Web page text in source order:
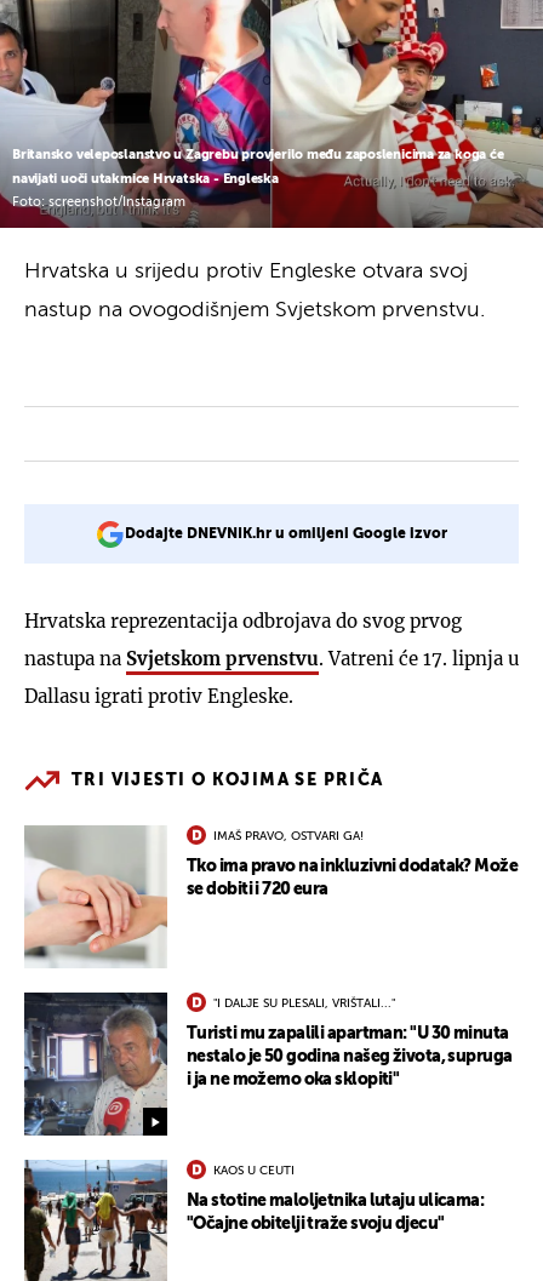
Britansko veleposlanstvo u Zagrebu provjerilo među zaposlenicima za koga će
navijati uoči utakmice Hrvatska - Engleska
Foto: screenshot/Instagram
Hrvatska u srijedu protiv Engleske otvara svoj
nastup na ovogodišnjem Svjetskom prvenstvu.
Dodajte DNEVNIK.hr u omiljeni Google izvor
Hrvatska reprezentacija odbrojava do svog prvog
nastupa na Svjetskom prvenstvu. Vatreni će 17. lipnja u
Dallasu igrati protiv Engleske.
TRI VIJESTI O KOJIMA SE PRIČA
IMAŠ PRAVO, OSTVARI GA!
Tko ima pravo na inkluzivni dodatak? Može
se dobiti i 720 eura
"I DALJE SU PLESALI, VRIŠTALI..."
Turisti mu zapalili apartman: "U 30 minuta
nestalo je 50 godina našeg života, supruga
i ja ne možemo oka sklopiti"
KAOS U CEUTI
Na stotine maloljetnika lutaju ulicama:
"Očajne obitelji traže svoju djecu"